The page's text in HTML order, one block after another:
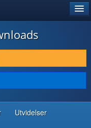
Utvidelser